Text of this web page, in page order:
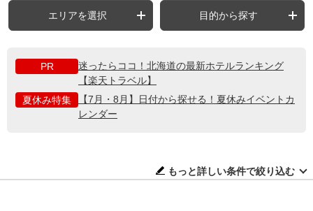
エリアを選択 目的から探す
PR
迷ったらココ！北海道の最新ホテルランキング
【楽天トラベル】
夏休み特集
【7月・8月】日付から探せる！夏休みイベントカ
レンダー
もっと詳しい条件で絞り込む